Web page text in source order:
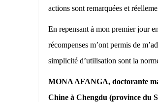
actions sont remarquées et
En repensant à mon premier jour
récompenses m’ont permis de
simplicité d’utilisation sont la
MONA AFANGA, doctorante
Chine à Chengdu (province du